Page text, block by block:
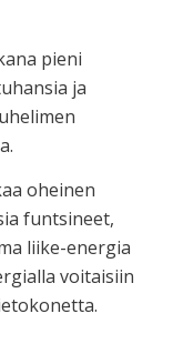
pieni
ja
oheinen
funtsineet,
liike-energia
voitaisiin